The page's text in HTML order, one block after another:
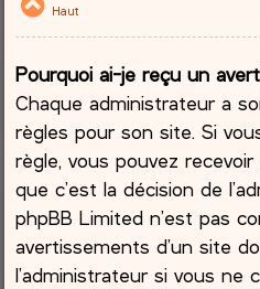
Haut
Pourquoi ai-je reçu un
Chaque administrateur a
règles pour son site. Si
règle, vous pouvez
que c’est la décision de
phpBB Limited n’est pas
avertissements d’un site
l’administrateur si vous ne